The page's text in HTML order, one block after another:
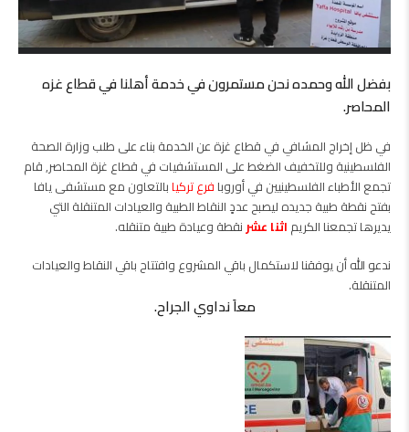
بفضل الله وحمده نحن مستمرون في خدمة أهلنا في قطاع غزه
المحاصر.
في ظل إخراج المشافي في قطاع غزة عن الخدمة بناء على طلب وزارة الصحة
الفلسطينية وللتخفيف الضغط على المستشفيات في قطاع غزة المحاصر, قام
تجمع الأطباء الفلسطينيين في أوروبا فرع تركيابالتعاون مع مستشفى يافا
بفتح نقطة طبية جديده ليصبح عددٍ النقاط الطبية والعيادات المتنقلة التي
يديرها تجمعنا الكريم اثنا عشرنقطة وعيادة طبية متنقله.
ندعو الله أن يوفقنا لاستكمال باقي المشروع وافتتاح باقي النقاط والعيادات
المتنقلة.
معاَ نداوي الجراح.